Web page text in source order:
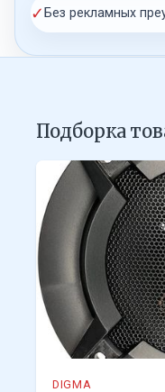
✓Без рекламных
Подборка
DIGMA